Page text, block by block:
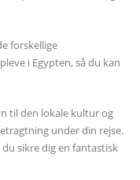
forskellige
i Egypten, så du kan
til den lokale kultur og
under din rejse.
sikre dig en fantastisk